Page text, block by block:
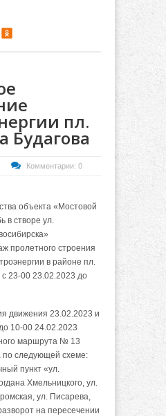
пл.
Будагова
Комментарии: 0
объекта «Мостовой
в створе ул.
пролетного строения
в районе пл.
23-00 23.02.2023 до
движения 23.02.2023 и
10-00 24.02.2023
маршрута № 13
по следующей схеме:
пункт «ул.
Хмельницкого, ул.
ул. Писарева,
на пересечении